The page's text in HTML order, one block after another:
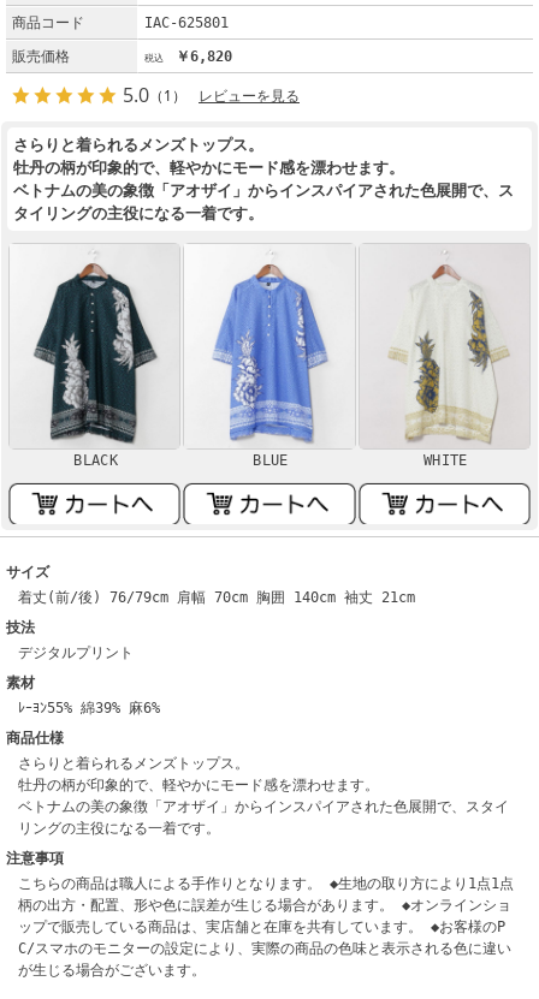
商品コード
IAC-625801
販売価格
￥6,820
5.0 （1） レビューを見る
さらりと着られるメンズトップス。
牡丹の柄が印象的で、軽やかにモード感を漂わせます。
ベトナムの美の象徴「アオザイ」からインスパイアされた色展開で、ス
タイリングの主役になる一着です。
BLACK BLUE WHITE
サイズ
着丈(前/後) 76/79cm 肩幅 70cm 胸囲 140cm 袖丈 21cm
技法
デジタルプリント
素材
ﾚｰﾖﾝ55% 綿39% 麻6%
商品仕様
さらりと着られるメンズトップス。
牡丹の柄が印象的で、軽やかにモード感を漂わせます。
ベトナムの美の象徴「アオザイ」からインスパイアされた色展開で、スタイ
リングの主役になる一着です。
注意事項
こちらの商品は職人による手作りとなります。 ◆生地の取り方により1点1点
柄の出方・配置、形や色に誤差が生じる場合があります。 ◆オンラインショ
ップで販売している商品は、実店舗と在庫を共有しています。 ◆お客様のP
C/スマホのモニターの設定により、実際の商品の色味と表示される色に違い
が生じる場合がございます。